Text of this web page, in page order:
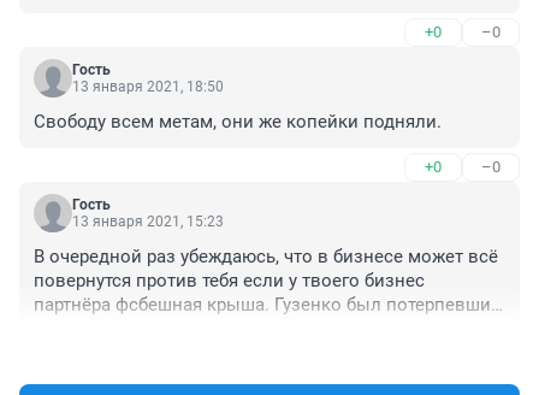
+0 –0
Гость
13 января 2021, 18:50
Свободу всем метам, они же копейки подняли.
+0 –0
Гость
13 января 2021, 15:23
В очередной раз убеждаюсь, что в бизнесе может всё
повернутся против тебя если у твоего бизнес
партнёра фсбешная крыша. Гузенко был потерпевшим